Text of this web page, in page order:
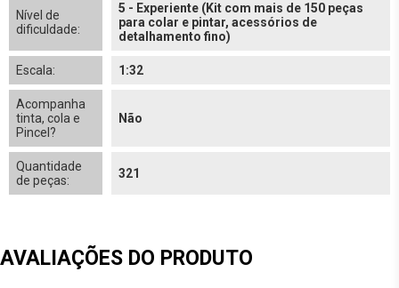
Nível de
dificuldade:
5 - Experiente (Kit com mais de 150 peças
para colar e pintar, acessórios de
detalhamento fino)
Escala: 1:32
Acompanha
tinta, cola e
Pincel?
Não
Quantidade
de peças:
321
AVALIAÇÕES DO PRODUTO